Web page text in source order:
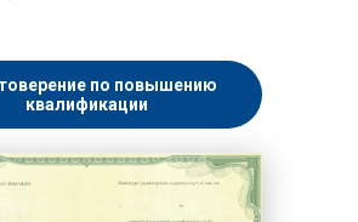
по повышению
квалификации